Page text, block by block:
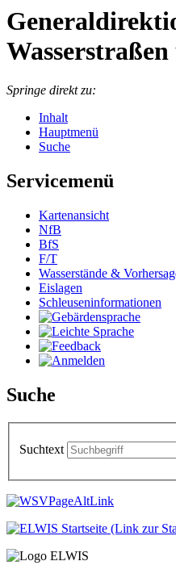
Springe direkt zu:
Inhalt
Hauptmenü
Suche
Servicemenü
Kar­ten­an­sicht
NfB
BfS
F/T
Was­ser­stän­de &
Eis­la­gen
Schleu­sen­in­for­ma­tio­nen
Suche
Suchtext